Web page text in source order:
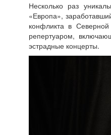
Несколько раз
«Европа»,
конфликта в
репертуаром,
эстрадные концерты.